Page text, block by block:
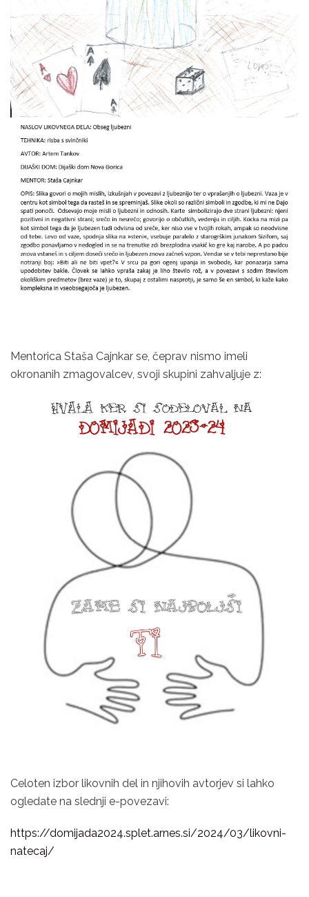
Mentorica Staša Cajnkar se, čeprav nismo imeli
okronanih zmagovalcev, svoji skupini zahvaljuje z:
Celoten izbor likovnih del in njihovih avtorjev si lahko
ogledate na slednji e-povezavi:
https://domijada2024.splet.arnes.si/2024/03/likovni-
natecaj/